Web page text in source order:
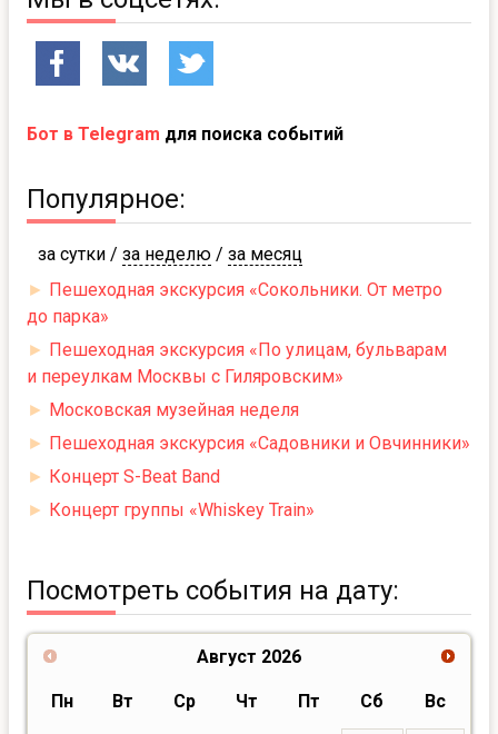
Бот в Telegram для поиска событий
Популярное:
за сутки / за неделю / за месяц
► Пешеходная экскурсия «Сокольники. От метро
до парка»
► Пешеходная экскурсия «По улицам, бульварам
и переулкам Москвы с Гиляровским»
► Московская музейная неделя
► Пешеходная экскурсия «Садовники и Овчинники»
► Концерт S-Beat Band
► Концерт группы «Whiskey Train»
Посмотреть события на дату:
Август 2026
Пн Вт Ср Чт Пт Сб Вс